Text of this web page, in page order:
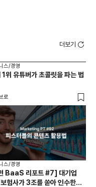
더보기
스/경영
1위 유튜버가 초콜릿을 파는 법
로
스/경영
BaaS 리포트 #7] 대기업
험사가 3조를 쏟아 인수한